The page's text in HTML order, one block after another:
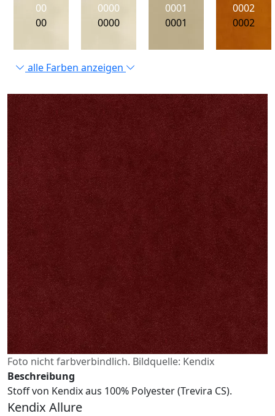
00
00
0000
0000
0001
0001
0002
0002
alle Farben anzeigen
Foto nicht farbverbindlich. Bildquelle: Kendix
Beschreibung
Stoff von Kendix aus 100% Polyester (Trevira CS).
Kendix Allure